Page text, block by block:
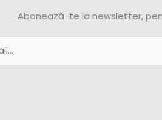
Abonează-te la newsletter,